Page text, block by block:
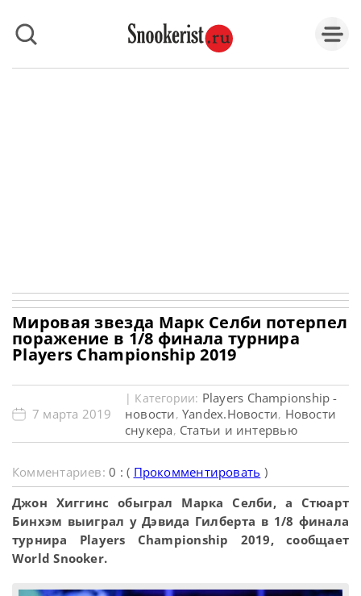
Мировая звезда Марк Селби потерпел
поражение в 1/8 финала турнира
Players Championship 2019
7 марта 2019
| Категории: Players Championship -
новости, Yandex.Новости, Новости
снукера, Статьи и интервью
Комментариев:0 : ( Прокомментировать )
Джон Хиггинс обыграл Марка Селби, а Стюарт
Бинхэм выиграл у Дэвида Гилберта в 1/8 финала
турнира Players Championship 2019, сообщает
World Snooker.